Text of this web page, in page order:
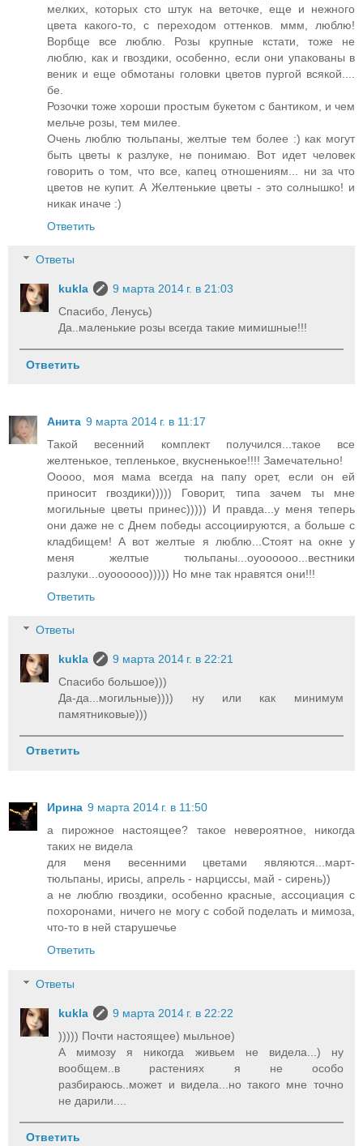
мелких, которых сто штук на веточке, еще и нежного
цвета какого-то, с переходом оттенков. ммм, люблю!
Ворбще все люблю. Розы крупные кстати, тоже не
люблю, как и гвоздики, особенно, если они упакованы в
веник и еще обмотаны головки цветов пургой всякой....
бе.
Розочки тоже хороши простым букетом с бантиком, и чем
мельче розы, тем милее.
Очень люблю тюльпаны, желтые тем более :) как могут
быть цветы к разлуке, не понимаю. Вот идет человек
говорить о том, что все, капец отношениям... ни за что
цветов не купит. А Желтенькие цветы - это солнышко! и
никак иначе :)
Ответить
Ответы
kukla
9 марта 2014 г. в 21:03
Спасибо, Ленусь)
Да..маленькие розы всегда такие мимишные!!!
Ответить
Анита 9 марта 2014 г. в 11:17
Такой весенний комплект получился...такое все
желтенькое, тепленькое, вкусненькое!!!! Замечательно!
Ооооо, моя мама всегда на папу орет, если он ей
приносит гвоздики))))) Говорит, типа зачем ты мне
могильные цветы принес))))) И правда...у меня теперь
они даже не с Днем победы ассоциируются, а больше с
кладбищем! А вот желтые я люблю...Стоят на окне у
меня желтые тюльпаны...оуоооооо...вестники
разлуки...оуоооооо))))) Но мне так нравятся они!!!
Ответить
Ответы
kukla
9 марта 2014 г. в 22:21
Спасибо большое)))
Да-да...могильные)))) ну или как минимум
памятниковые)))
Ответить
Ирина 9 марта 2014 г. в 11:50
а пирожное настоящее? такое невероятное, никогда
таких не видела
для меня весенними цветами являются...март-
тюльпаны, ирисы, апрель - нарциссы, май - сирень))
а не люблю гвоздики, особенно красные, ассоциация с
похоронами, ничего не могу с собой поделать и мимоза,
что-то в ней старушечье
Ответить
Ответы
kukla
9 марта 2014 г. в 22:22
))))) Почти настоящее) мыльное)
А мимозу я никогда живьем не видела...) ну
вообщем..в растениях я не особо
разбираюсь..может и видела...но такого мне точно
не дарили....
Ответить